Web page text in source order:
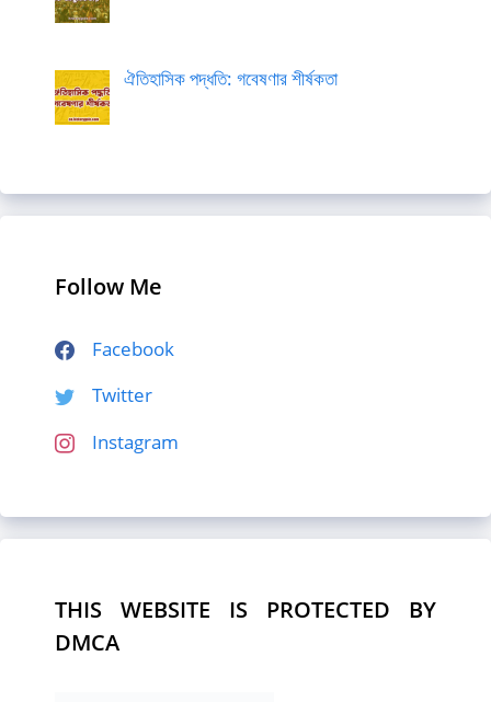
ঐতিহাসিক পদ্ধতি: গবেষণার শীর্ষকতা
Follow Me
Facebook
Twitter
Instagram
THIS WEBSITE IS PROTECTED BY
DMCA